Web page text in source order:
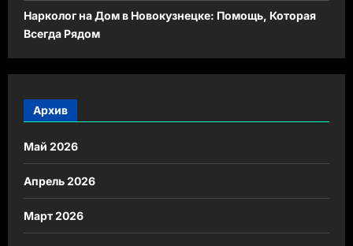
Нарколог на Дом в Новокузнецке: Помощь, Которая
Всегда Рядом
Архив
Май 2026
Апрель 2026
Март 2026